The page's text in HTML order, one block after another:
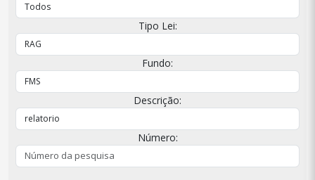
Tipo Lei:
Fundo:
Descrição:
Número: